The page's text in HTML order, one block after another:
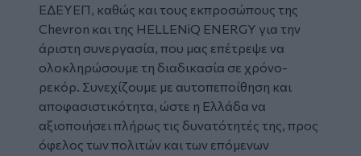
ΕΔΕΥΕΠ, καθώς και τους εκπροσώπους της
Chevron και της HELLENiQ ENERGY για την
άριστη συνεργασία, που μας επέτρεψε να
ολοκληρώσουμε τη διαδικασία σε χρόνο-
ρεκόρ. Συνεχίζουμε με αυτοπεποίθηση και
αποφασιστικότητα, ώστε η Ελλάδα να
αξιοποιήσει πλήρως τις δυνατότητές της, προς
όφελος των πολιτών και των επόμενων